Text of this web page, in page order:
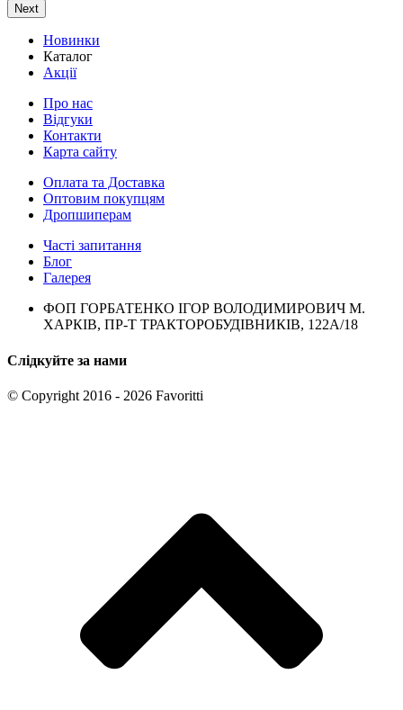
Next
Новинки
Каталог
Акції
Про нас
Відгуки
Контакти
Карта сайту
Оплата та Доставка
Оптовим покупцям
Дропшиперам
Часті запитання
Блог
Галерея
ФОП ГОРБАТЕНКО ІГОР ВОЛОДИМИРОВИЧ М.
ХАРКІВ, ПР-Т ТРАКТОРОБУДІВНИКІВ, 122А/18
Слідкуйте за нами
© Copyright 2016 - 2026 Favoritti